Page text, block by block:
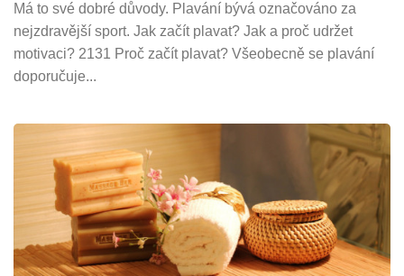
Má to své dobré důvody. Plavání bývá označováno za
nejzdravější sport. Jak začít plavat? Jak a proč udržet
motivaci? 2131 Proč začít plavat? Všeobecně se plavání
doporučuje...